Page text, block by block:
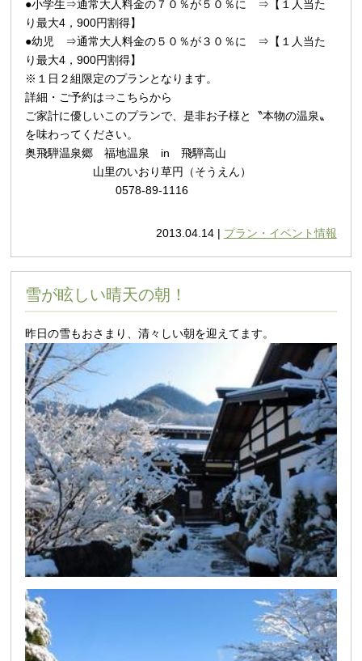
●小学生⇒通常大人料金の７０％が５０％に ⇒【１人当た
り最大4，900円割得】
●幼児 ⇒通常大人料金の５０％が３０％に ⇒【１人当た
り最大4，900円割得】
※１日２組限定のプランとなります。
詳細・ご予約は⇒こちらから
ご家計に優しいこのプランで、是非お子様と〝本物の温泉〟
を味わってください。
奥飛騨温泉郷 福地温泉 in 飛騨高山
山里のいおり草円（そうえん）
0578-89-1116
2013.04.14 | プラン・イベント情報
雪が眩しい晴天の朝！
昨日の雪もおさまり、清々しい朝を迎えてます。